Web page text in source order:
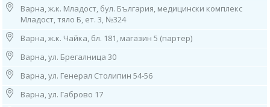
13. София, ж.к. “Младост” 3, бл. 342, вх. 1 (до 25 ДКЦ)
тел: 0885 50 34 21
Работно време:
08.00ч до 16.00ч /от понеделник до петък/
14. София, ж.к. “Надежда”, ул. ”Възрожденска” 77
Работно време: 08.00ч до 16.00ч /от понеделник до петък/
Варна, ж.к. Младост, бул. България, медицински комплекс
Младост, тяло Б, ет. 3, №324
Варна, ж.к. Чайка, бл. 181, магазин 5 (партер)
Варна, ул. Брегалница 30
Варна, ул. Генерал Столипин 54-56
Варна, ул. Габрово 17